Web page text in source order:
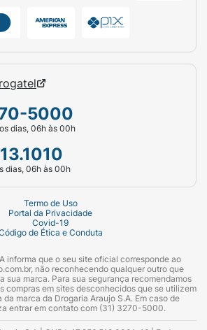
5000
dias, 06h às 00h
dias, 06h às 00h
Termo de Uso
Portal da Privacidade
Covid-19
de Ética e Conduta
informa que o seu site oficial corresponde ao
não reconhecendo qualquer outro que
sua marca. Para sua segurança recomendamos
compras em sites desconhecidos que se utilizem
marca da Drogaria Araujo S.A. Em caso de
entrar em contato com (31) 3270-5000.